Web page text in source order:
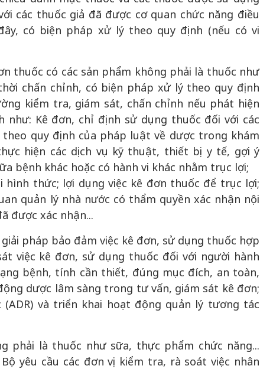
các thuốc giả đã được cơ quan chức năng điều
có biện pháp xử lý theo quy định (nếu có vi
thuốc có các sản phẩm không phải là thuốc như
chấn chỉnh, có biện pháp xử lý theo quy định
kiểm tra, giám sát, chấn chỉnh nếu phát hiện
như: Kê đơn, chỉ định sử dụng thuốc đối với các
quy định của pháp luật về dược trong khám
hiện các dịch vụ kỹ thuật, thiết bị y tế, gợi ý
bệnh khác hoặc có hành vi khác nhằm trục lợi;
hình thức; lợi dụng việc kê đơn thuốc để trục lợi;
quản lý nhà nước có thẩm quyền xác nhận nội
được xác nhận...
pháp bảo đảm việc kê đơn, sử dụng thuốc hợp
việc kê đơn, sử dụng thuốc đối với người hành
bệnh, tính cần thiết, đúng mục đích, an toàn,
dược lâm sàng trong tư vấn, giám sát kê đơn;
và triển khai hoạt động quản lý tương tác
phải là thuốc như sữa, thực phẩm chức năng...
yêu cầu các đơn vị kiểm tra, rà soát việc nhân